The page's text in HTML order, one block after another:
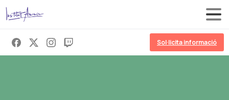
Sol·licita informació